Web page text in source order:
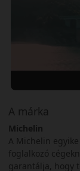
A márka
Michelin
A Michelin
foglalkozó
garantálja, hogy